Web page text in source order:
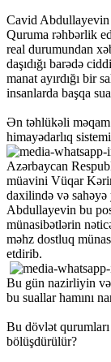
Cavid Abdullayevin
Quruma rəhbərlik
real durumundan
daşıdığı barədə
manat ayırdığı bir
insanlarda başqa
Ən təhlükəli məqam
himayədarlıq
Azərbaycan
müavini Vüqar
daxilində və sahəyə
Abdullayevin bu
münasibətlərin
məhz dostluq
etdirib.
Bu gün nazirliyin
bu suallar hamını
Bu dövlət
bölüşdürülür?